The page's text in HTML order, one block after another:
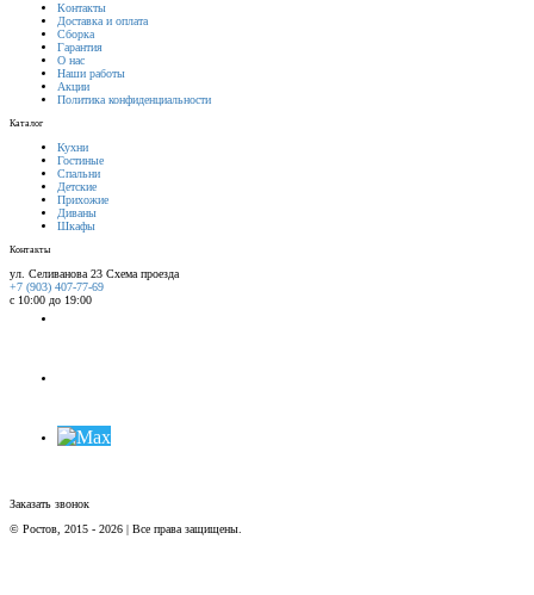
Контакты
Доставка и оплата
Сборка
Гарантия
О нас
Наши работы
Акции
Политика конфиденциальности
Каталог
Кухни
Гостиные
Спальни
Детские
Прихожие
Диваны
Шкафы
Контакты
ул. Селиванова 23 Схема проезда
+7 (903) 407-77-69
с 10:00 до 19:00
Заказать звонок
© Ростов, 2015 - 2026 | Все права защищены.